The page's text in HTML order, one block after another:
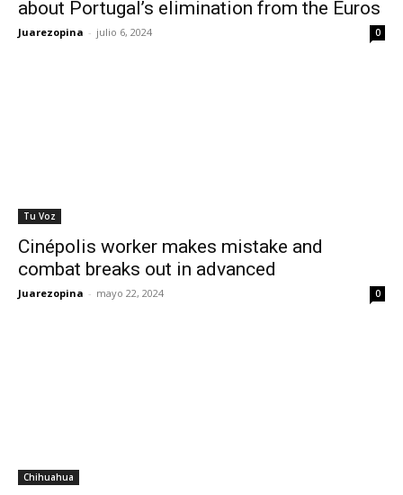
about Portugal’s elimination from the Euros
Juarezopina - julio 6, 2024 0
Tu Voz
Cinépolis worker makes mistake and
combat breaks out in advanced
Juarezopina - mayo 22, 2024 0
Chihuahua